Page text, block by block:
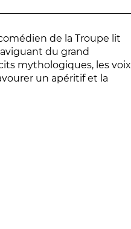
#tnn06
de la Troupe lit
du grand
mythologiques, les voix
un apéritif et la